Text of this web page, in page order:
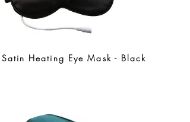
Satin Heating Eye Mask - Black